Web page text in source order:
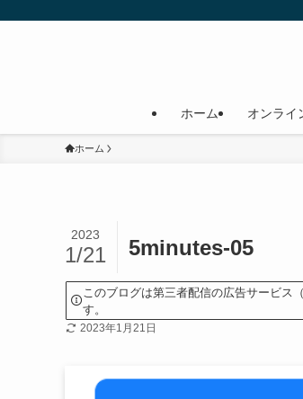
ホーム オンライ
ホーム
5minutes-05
2023
1/21
このブログは第三者配信の広告サービス
す。
2023年1月21日